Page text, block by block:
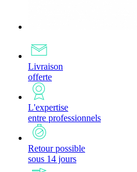
Livraison
offerte
L'expertise
entre professionnels
Retour possible
sous 14 jours